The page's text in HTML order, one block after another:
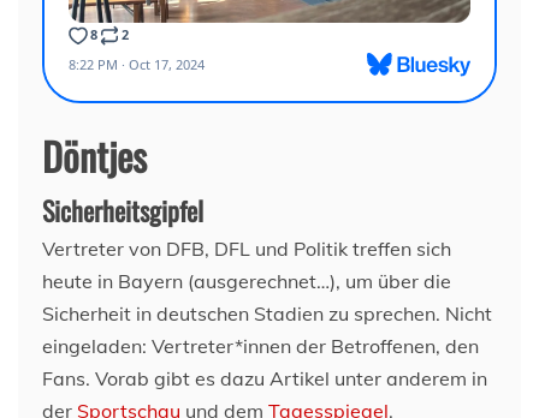
Döntjes
Sicherheitsgipfel
Vertreter von DFB, DFL und Politik treffen sich
heute in Bayern (ausgerechnet…), um über die
Sicherheit in deutschen Stadien zu sprechen. Nicht
eingeladen: Vertreter*innen der Betroffenen, den
Fans. Vorab gibt es dazu Artikel unter anderem in
der Sportschau und dem Tagesspiegel.